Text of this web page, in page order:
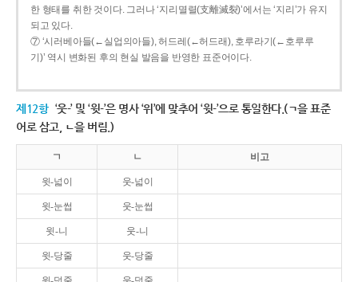
한 형태를 취한 것이다. 그러나 ‘지리멸렬(支離滅裂)’에서는 ‘지리’가 유지
되고 있다.
⑦ ‘시러베아들(←실업의아들), 허드레(←허드래), 호루라기(←호루루
기)’ 역시 변화된 후의 현실 발음을 반영한 표준어이다.
제12항 ‘웃-’ 및 ‘윗-’은 명사 ‘위’에 맞추어 ‘윗-’으로 통일한다.(ㄱ을 표준
어로 삼고, ㄴ을 버림.)
ㄱ ㄴ 비고
윗-넓이 웃-넓이
윗-눈썹 웃-눈썹
윗-니 웃-니
윗-당줄 웃-당줄